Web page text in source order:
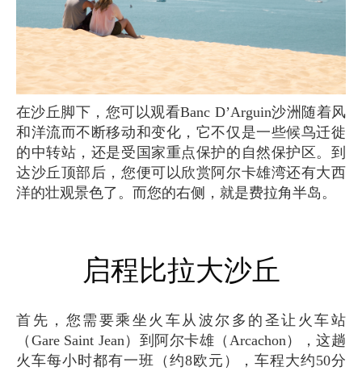
在沙丘脚下，您可以观看Banc D’Arguin沙洲随着风
和洋流而不断移动和变化，它不仅是一些候鸟迁徙
的中转站，还是受国家重点保护的自然保护区。到
达沙丘顶部后，您便可以欣赏阿尔卡雄湾还有大西
洋的壮观景色了。而您的右侧，就是费拉角半岛。
启程比拉大沙丘
首先，您需要乘坐火车从波尔多的圣让火车站
（Gare Saint Jean）到阿尔卡雄（Arcachon），这趟
火车每小时都有一班（约8欧元），车程大约50分